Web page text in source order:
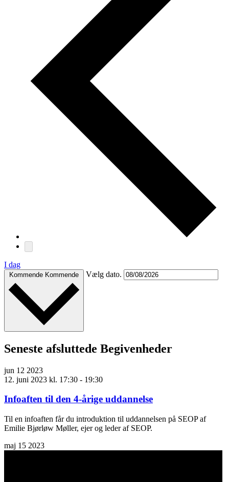
I dag
Kommende Kommende Vælg dato.
Seneste afsluttede Begivenheder
jun 12 2023
12. juni 2023 kl. 17:30 - 19:30
Infoaften til den 4-årige uddannelse
Til en infoaften får du introduktion til uddannelsen på SEOP af
Emilie Bjørløw Møller, ejer og leder af SEOP.
maj 15 2023